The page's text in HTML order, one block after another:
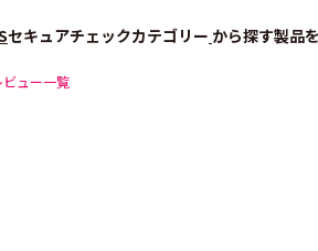
セキュアチェックカテゴリー から探す製品
ビュー一覧